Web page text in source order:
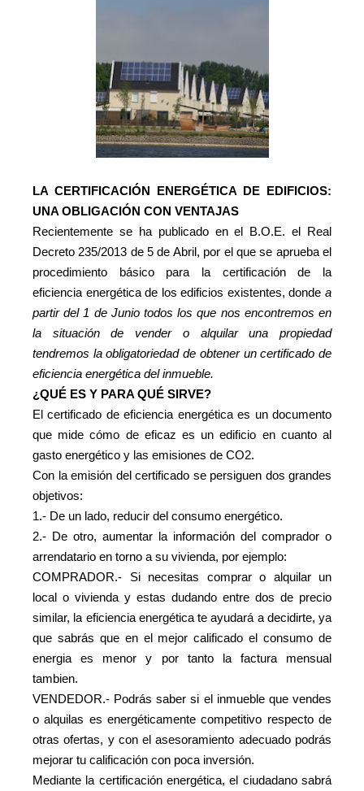
LA CERTIFICACIÓN ENERGÉTICA DE EDIFICIOS:
UNA OBLIGACIÓN CON VENTAJAS
Recientemente se ha publicado en el B.O.E. el Real
Decreto 235/2013 de 5 de Abril, por el que se aprueba el
procedimiento básico para la certificación de la
eficiencia energética de los edificios existentes, donde a
partir del 1 de Junio todos los que nos encontremos en
la situación de vender o alquilar una propiedad
tendremos la obligatoriedad de obtener un certificado de
eficiencia energética del inmueble.
¿QUÉ ES Y PARA QUÉ SIRVE?
El certificado de eficiencia energética es un documento
que mide cómo de eficaz es un edificio en cuanto al
gasto energético y las emisiones de CO2.
Con la emisión del certificado se persiguen dos grandes
objetivos:
1.- De un lado, reducir del consumo energético.
2.- De otro, aumentar la información del comprador o
arrendatario en torno a su vivienda, por ejemplo:
COMPRADOR.- Si necesitas comprar o alquilar un
local o vivienda y estas dudando entre dos de precio
similar, la eficiencia energética te ayudará a decidirte, ya
que sabrás que en el mejor calificado el consumo de
energia es menor y por tanto la factura mensual
tambien.
VENDEDOR.- Podrás saber si el inmueble que vendes
o alquilas es energéticamente competitivo respecto de
otras ofertas, y con el asesoramiento adecuado podrás
mejorar tu calificación con poca inversión.
Mediante la certificación energética, el ciudadano sabrá